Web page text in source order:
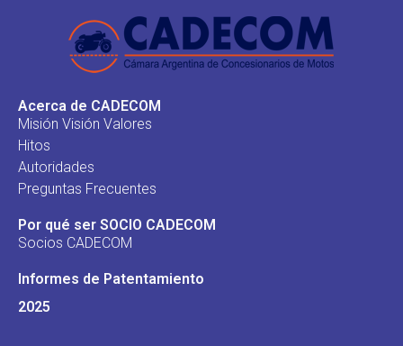
Acerca de CADECOM
Misión Visión Valores
Hitos
Autoridades
Preguntas Frecuentes
Por qué ser SOCIO CADECOM
Socios CADECOM
Informes de Patentamiento
2025